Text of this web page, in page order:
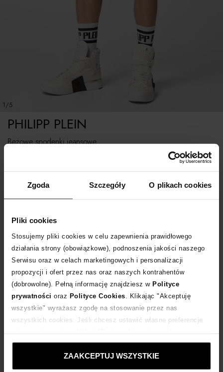
Zgoda Szczegóły O plikach cookies
Pliki cookies
Stosujemy pliki cookies w celu zapewnienia prawidłowego
działania strony (obowiązkowe), podnoszenia jakości naszego
Serwisu oraz w celach marketingowych i personalizacji
propozycji i ofert przez nas oraz naszych kontrahentów
(dobrowolne). Pełną informację znajdziesz w Polityce
prywatności oraz Polityce Cookies . Klikając "Akceptuję
wszystkie" wyrażasz zgodę na stosowanie przez nas
wszystkich cookies. Jeśli chcesz ustawić własne preferencje
ustawienia prywatności.
ZAAKCEPTUJ WSZYSTKIE
1/5
Beżowe spodenki jeansowe
PHILIPP PLEIN
Rozmiarówka standardowa.
Tabela rozmiarów
POWIADOM O DOSTAWIE
Dostawa od 0 zł
14 dni na zwrot towaru
Kup teraz, Zapłać później!